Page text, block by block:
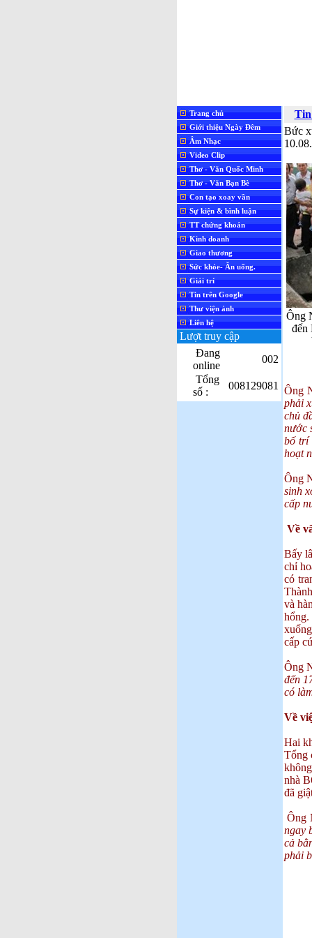
Trang chủ
Giới thiệu Ngày Đêm
Âm Nhạc
Video Clip
Thơ - Văn Quốc Minh
Thơ - Văn Bạn Bè
Con tạo xoay vần
Sự kiện & bình luận
TT chứng khoán
Kinh doanh
Giao thương
Sức khỏe- Ăn uống.
Giải trí
Tin trên Google
Thư viện ảnh
Liên hệ
Lượt truy cập
Đang
online
002
Tổng
số :
008129081
Bức
Ông
đến
Ông
phải
chủ
nước
bố trí
hoạt
Ông
sinh
cấp
Về
Bấy
chỉ
có
và
cấp
Ông
đến
có
Về
Hai
Tổng
nhà
đã
Ông
ngay
cả
phải